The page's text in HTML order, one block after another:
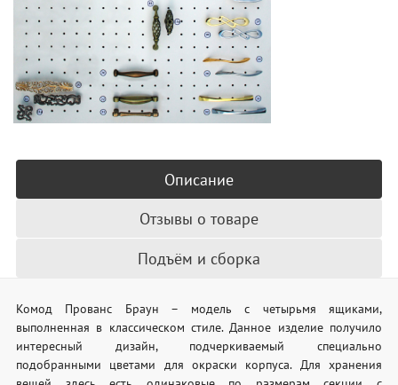
Описание
Отзывы о товаре
Подъём и сборка
Комод Прованс Браун – модель с четырьмя ящиками,
выполненная в классическом стиле. Данное изделие получило
интересный дизайн, подчеркиваемый специально
подобранными цветами для окраски корпуса. Для хранения